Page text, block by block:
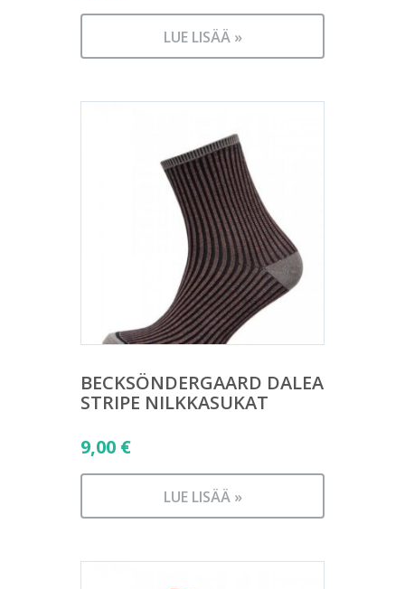
LUE LISÄÄ »
BECKSÖNDERGAARD DALEA
STRIPE NILKKASUKAT
9,00 €
LUE LISÄÄ »